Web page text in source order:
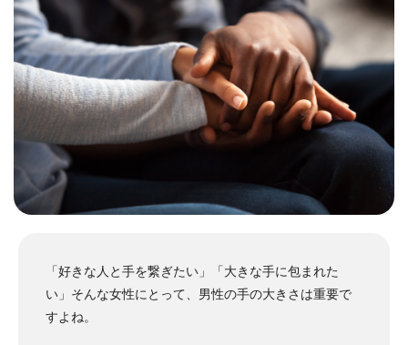
「好きな人と手を繋ぎたい」「大きな手に包まれた
い」そんな女性にとって、男性の手の大きさは重要で
すよね。